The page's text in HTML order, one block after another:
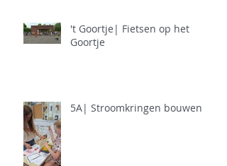
't Goortje| Fietsen op het
Goortje
5A| Stroomkringen bouwen